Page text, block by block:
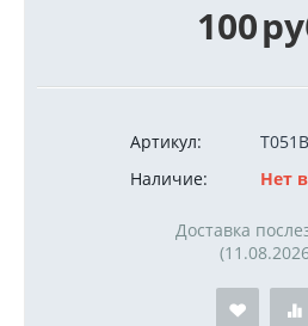
100
Артикул:
Наличие:
Нет
Доставка